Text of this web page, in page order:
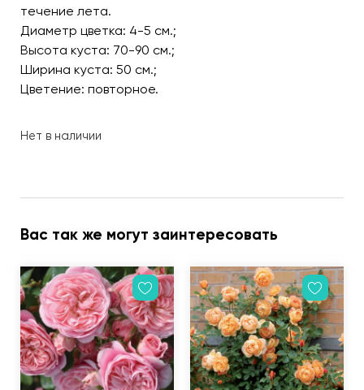
течение лета.
Диаметр цветка: 4-5 см.;
Высота куста: 70-90 см.;
Ширина куста: 50 см.;
Цветение: повторное.
Нет в наличии
Вас так же могут заинтересовать